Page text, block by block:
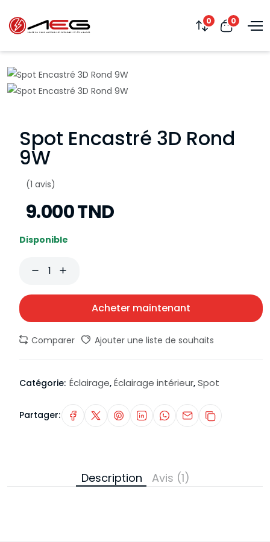
0 0
Spot Encastré 3D Rond
9W
(1 avis)
9.000 TND
Disponible
Acheter maintenant
Comparer Ajouter une liste de souhaits
Catégorie: Éclairage, Éclairage intérieur, Spot
Partager:
Description Avis (1)